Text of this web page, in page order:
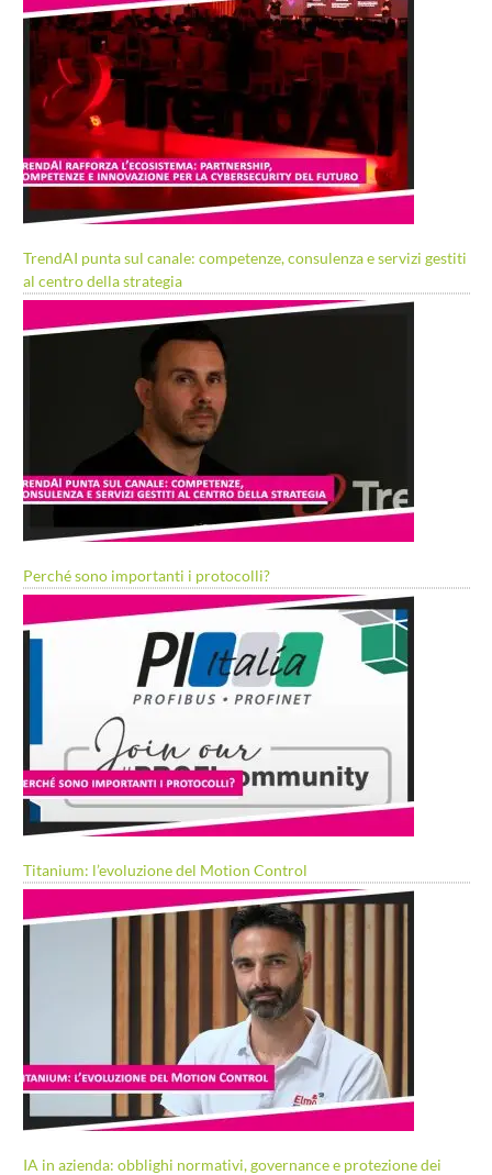
TrendAI punta sul canale: competenze, consulenza e servizi gestiti
al centro della strategia
Perché sono importanti i protocolli?
Titanium: l’evoluzione del Motion Control
IA in azienda: obblighi normativi, governance e protezione dei